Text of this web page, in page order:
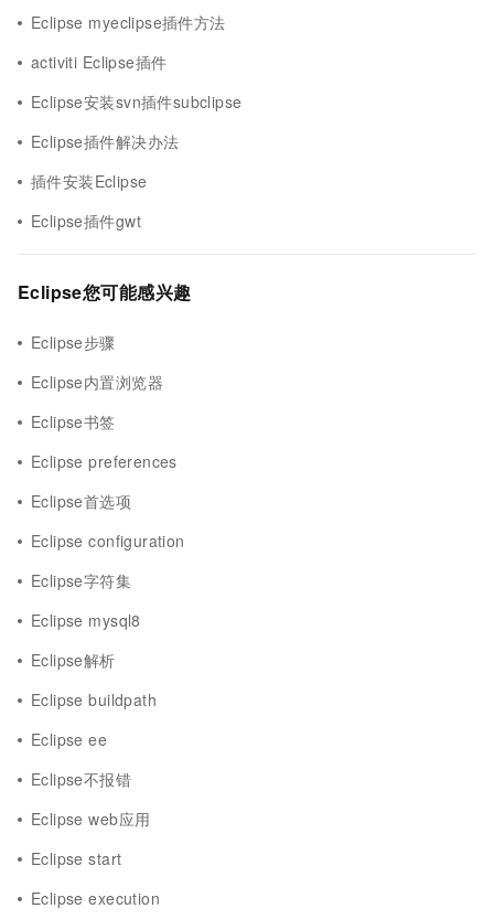
Eclipse myeclipse插件方法
activiti Eclipse插件
Eclipse安装svn插件subclipse
Eclipse插件解决办法
插件安装Eclipse
Eclipse插件gwt
Eclipse您可能感兴趣
Eclipse步骤
Eclipse内置浏览器
Eclipse书签
Eclipse preferences
Eclipse首选项
Eclipse configuration
Eclipse字符集
Eclipse mysql8
Eclipse解析
Eclipse buildpath
Eclipse ee
Eclipse不报错
Eclipse web应用
Eclipse start
Eclipse execution